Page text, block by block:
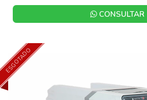
CONSULTAR
ESGOTADO